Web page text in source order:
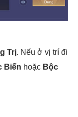
Trị. Nếu ở vị trí đi
Biến hoặc Bộc